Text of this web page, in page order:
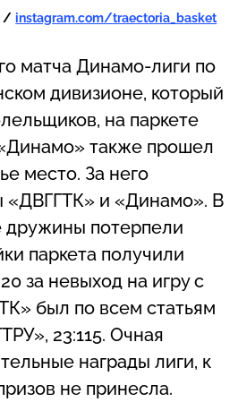
/ instagram.com/traectoria_basket
матча Динамо-лиги по
дивизионе, который
на паркете
также прошел
место. За него
«ДВГГТК» и «Динамо». В
дружины потерпели
паркета получили
за невыход на игру с
был по всем статьям
23:115. Очная
награды лиги, к
не принесла.